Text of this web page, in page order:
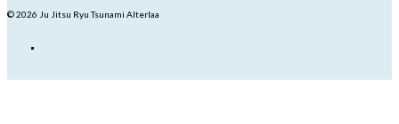
© 2026 Ju Jitsu Ryu Tsunami Alterlaa